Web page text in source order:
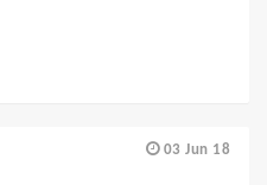
03 Jun 18